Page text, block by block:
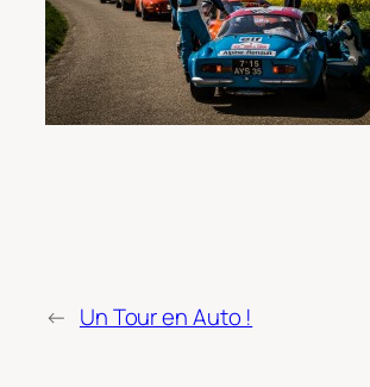
← Un Tour en Auto !